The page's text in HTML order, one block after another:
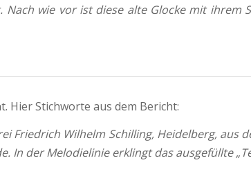
wie vor ist diese alte Glocke mit ihrem
Hier Stichworte aus dem Bericht:
Wilhelm Schilling, Heidelberg, aus
In der Melodielinie erklingt das ausgefüllte